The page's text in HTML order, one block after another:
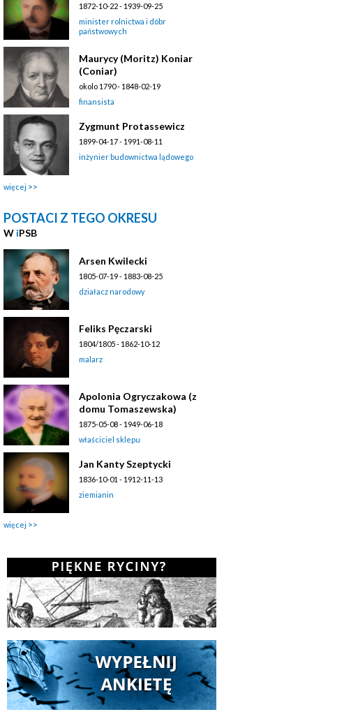
1872-10-22 - 1939-09-25
minister rolnictwa i dóbr
państwowych
Maurycy (Moritz) Koniar
(Coniar)
okolo 1790 - 1848-02-19
finansista
Zygmunt Protassewicz
1899-04-17 - 1991-08-11
inżynier budownictwa lądowego
więcej
POSTACI Z TEGO OKRESU
W iPSB
Arsen Kwilecki
1805-07-19 - 1883-08-25
działacz narodowy
Feliks Pęczarski
1804/1805 - 1862-10-12
malarz
Apolonia Ogryczakowa (z
domu Tomaszewska)
1875-05-08 - 1949-06-18
właściciel sklepu
Jan Kanty Szeptycki
1836-10-01 - 1912-11-13
ziemianin
więcej